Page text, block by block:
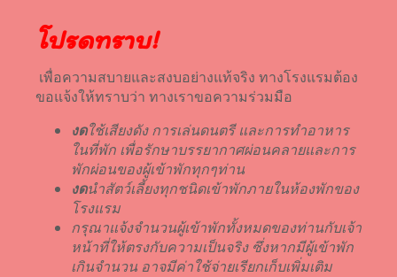
โปรดทราบ!
เพื่อความสบายและสงบอย่างแท้จริง ทางโรงแรมต้อง
ขอแจ้งให้ทราบว่า ทางเราขอความร่วมมือ
งดใช้เสียงดัง การเล่นดนตรี และการทำอาหาร
ในที่พัก เพื่อรักษาบรรยากาศผ่อนคลายและการ
พักผ่อนของผู้เข้าพักทุกๆท่าน
งดนำสัตว์เลี้ยงทุกชนิดเข้าพักภายในห้องพักของ
โรงแรม
กรุณาแจ้งจำนวนผู้เข้าพักทั้งหมดของท่านกับเจ้า
หน้าที่ให้ตรงกับความเป็นจริง ซึ่งหากมีผู้เข้าพัก
เกินจำนวน อาจมีค่าใช้จ่ายเรียกเก็บเพิ่มเติม